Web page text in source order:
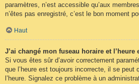
paramètres, n’est accessible qu’aux
n’êtes pas enregistré, c’est le bon moment
Haut
J’ai changé mon fuseau horaire et
Si vous êtes sûr d’avoir correctement
que l’heure est toujours incorrecte, il se peut
l’heure. Signalez ce problème à un